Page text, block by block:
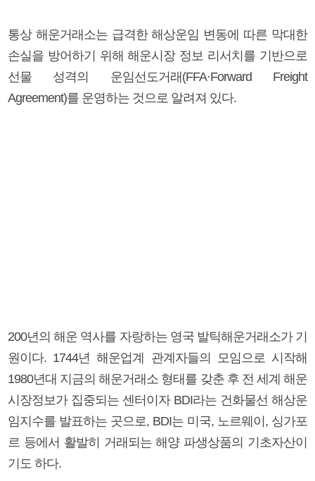
통상 해운거래소는 급격한 해상운임 변동에 따른 막대한
손실을 방어하기 위해 해운시장 정보 리서치를 기반으로
선물 성격의 운임선도거래(FFA·Forward Freight
Agreement)를 운영하는 것으로 알려져 있다.
200년의 해운 역사를 자랑하는 영국 발틱해운거래소가 기
원이다. 1744년 해운업계 관계자들의 모임으로 시작해
1980년대 지금의 해운거래소 형태를 갖춘 후 전 세계 해운
시장정보가 집중되는 센터이자 BDI라는 건화물선 해상운
임지수를 발표하는 곳으로, BDI는 미국, 노르웨이, 싱가포
르 등에서 활발히 거래되는 해양 파생상품의 기초자산이
기도 하다.